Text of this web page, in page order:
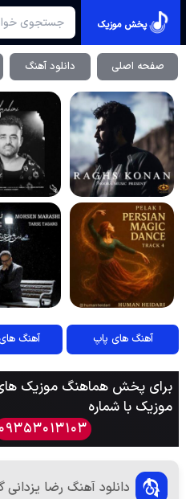
پخش موزیک
صفحه اصلی دانلود آهنگ
آهنگ های پاپ آهنگ
برای پخش هماهنگ موزیک
موزیک با شماره
09353013103
دانلود آهنگ رضا یزدانی